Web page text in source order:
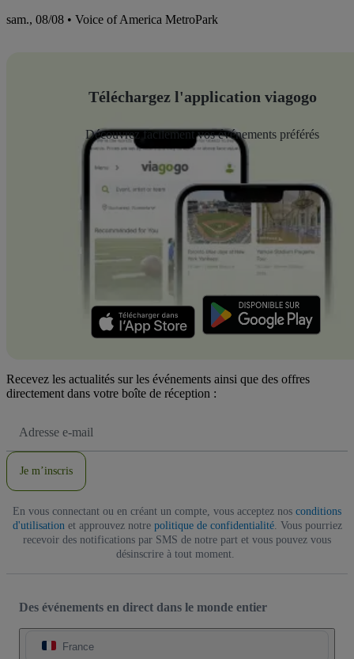
sam., 08/08 • Voice of America MetroPark
Téléchargez l'application viagogo
Découvrez facilement vos événements préférés
Recevez les actualités sur les événements ainsi que des offres
directement dans votre boîte de réception :
e-
Je m’inscris
En vous connectant ou en créant un compte, vous acceptez nos conditions
d'utilisationet approuvez notre politique de confidentialité. Vous pourriez
recevoir des notifications par SMS de notre part et vous pouvez vous
désinscrire à tout moment.
Des événements en direct dans le monde entier
France